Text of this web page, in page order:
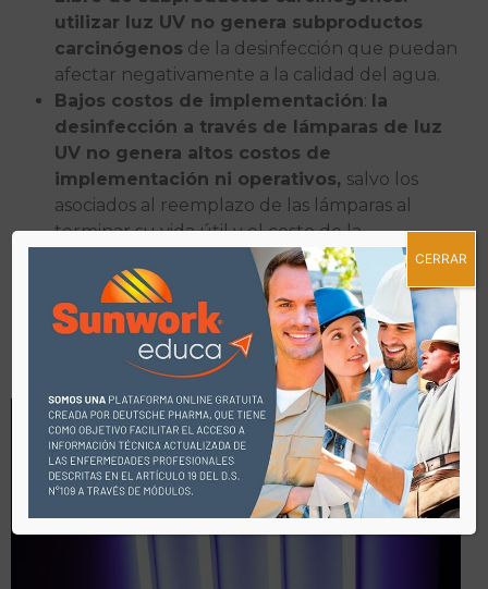
utilizar luz UV no genera subproductos
carcinógenos de la desinfección que puedan
afectar negativamente a la calidad del agua.
Bajos costos de implementación: la
desinfección a través de lámparas de luz
UV no genera altos costos de
implementación ni operativos, salvo los
asociados al reemplazo de las lámparas al
terminar su vida útil y el costo de la
¿Qué desventajas tiene el
uso de luz ultravioleta?
CERRAR